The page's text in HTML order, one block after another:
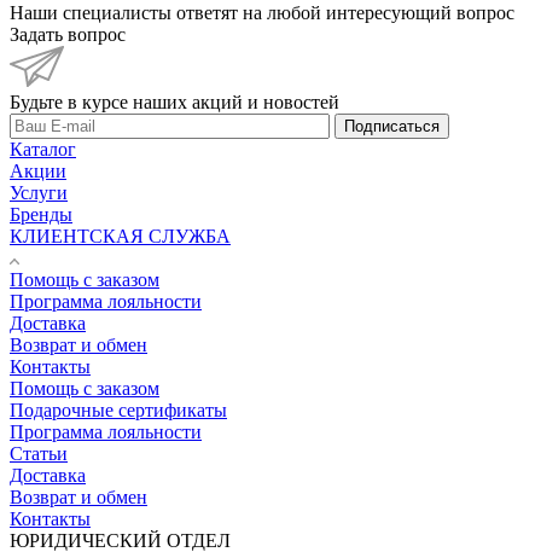
Наши специалисты ответят на любой интересующий вопрос
Задать вопрос
Будьте в курсе наших акций и новостей
Подписаться
Каталог
Акции
Услуги
Бренды
КЛИЕНТСКАЯ СЛУЖБА
Помощь с заказом
Программа лояльности
Доставка
Возврат и обмен
Контакты
Помощь с заказом
Подарочные сертификаты
Программа лояльности
Статьи
Доставка
Возврат и обмен
Контакты
ЮРИДИЧЕСКИЙ ОТДЕЛ